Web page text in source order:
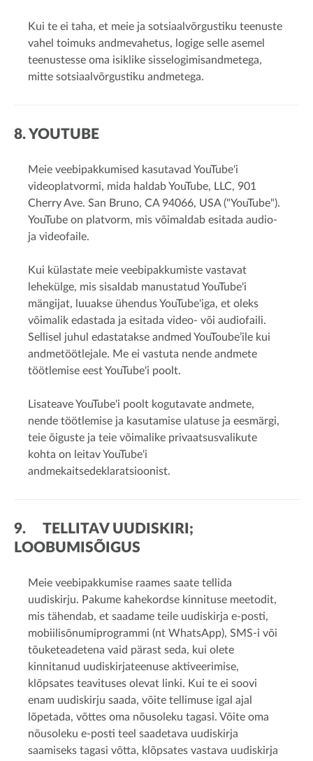
Kui te ei taha, et meie ja sotsiaalvõrgustiku teenuste
vahel toimuks andmevahetus, logige selle asemel
teenustesse oma isiklike sisselogimisandmetega,
mitte sotsiaalvõrgustiku andmetega.
8. YOUTUBE
Meie veebipakkumised kasutavad YouTube'i
videoplatvormi, mida haldab YouTube, LLC, 901
Cherry Ave. San Bruno, CA 94066, USA ("YouTube").
YouTube on platvorm, mis võimaldab esitada audio-
ja videofaile.
Kui külastate meie veebipakkumiste vastavat
lehekülge, mis sisaldab manustatud YouTube'i
mängijat, luuakse ühendus YouTube'iga, et oleks
võimalik edastada ja esitada video- või audiofaili.
Sellisel juhul edastatakse andmed YouToube’ile kui
andmetöötlejale. Me ei vastuta nende andmete
töötlemise eest YouTube'i poolt.
Lisateave YouTube'i poolt kogutavate andmete,
nende töötlemise ja kasutamise ulatuse ja eesmärgi,
teie õiguste ja teie võimalike privaatsusvalikute
kohta on leitav YouTube'i
andmekaitsedeklaratsioonist.
9. TELLITAV UUDISKIRI;
LOOBUMISÕIGUS
Meie veebipakkumise raames saate tellida
uudiskirju. Pakume kahekordse kinnituse meetodit,
mis tähendab, et saadame teile uudiskirja e-posti,
mobiilisõnumiprogrammi (nt WhatsApp), SMS-i või
tõuketeadetena vaid pärast seda, kui olete
kinnitanud uudiskirjateenuse aktiveerimise,
klõpsates teavituses olevat linki. Kui te ei soovi
enam uudiskirju saada, võite tellimuse igal ajal
lõpetada, võttes oma nõusoleku tagasi. Võite oma
nõusoleku e-posti teel saadetava uudiskirja
saamiseks tagasi võtta, klõpsates vastava uudiskirja